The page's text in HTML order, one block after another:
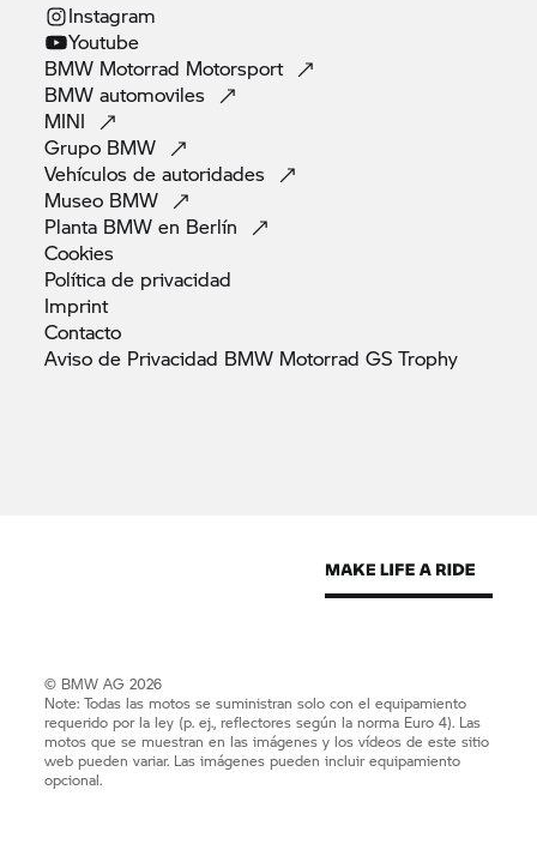
Instagram
Youtube
BMW Motorrad Motorsport
BMWautomoviles
MINI
Grupo BMW
Vehículos deautoridades
Museo BMW
Planta BMW en Berlín
Cookies
Política de privacidad
Imprint
Contacto
Aviso de Privacidad BMW Motorrad GSTrophy
© BMW AG 2026
Note: Todas las motos se suministran solo con el equipamiento
requerido por la ley (p. ej., reflectores según la norma Euro 4). Las
motos que se muestran en las imágenes y los vídeos de este sitio
web pueden variar. Las imágenes pueden incluir equipamiento
opcional.